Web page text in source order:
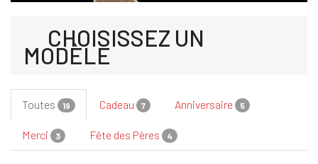
CHOISISSEZ UN
MODÈLE
Toutes 19 Cadeau 7 Anniversaire 5
Merci 3 Fête des Pères 4